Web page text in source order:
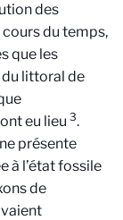
des
du temps,
que les
littoral de
eu lieu 3.
présente
à l’état fossile
de